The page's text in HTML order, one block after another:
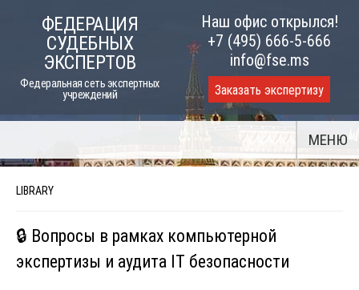
ФЕДЕРАЦИЯ
СУДЕБНЫХ
ЭКСПЕРТОВ
Федеральная сеть экспертных
учреждений
Наш офис открылся!
+7 (495) 666-5-666
info@fse.ms
Заказать экспертизу
МЕНЮ
LIBRARY
🔒 Вопросы в рамках компьютерной
экспертизы и аудита IT безопасности